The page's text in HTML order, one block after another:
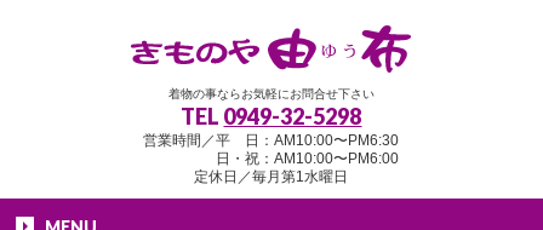
着物の事ならお気軽にお問合せ下さい
TEL 0949-32-5298
営業時間／平 日：AM10:00〜PM6:30
日・祝：AM10:00〜PM6:00
定休日／毎月第1水曜日